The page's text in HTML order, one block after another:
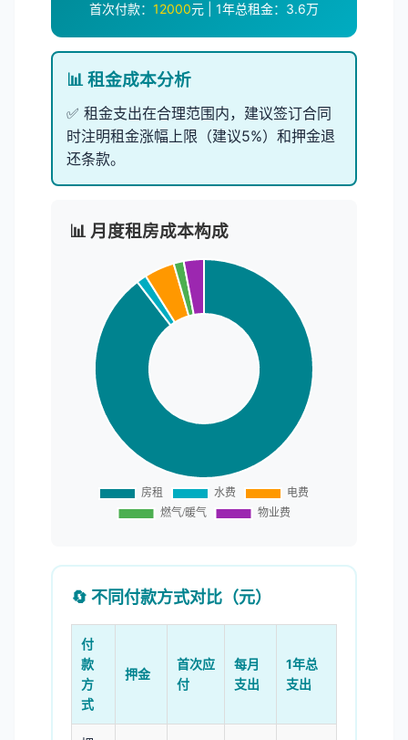
首次付款： 12000元 | 1年总租金： 3.6万
📊 租金成本分析
✅ 租金支出在合理范围内，建议签订合同
时注明租金涨幅上限（建议5%）和押金退
还条款。
📊 月度租房成本构成
🔄 不同付款方式对比（元）
付
款
方
式
押金
首次应
付
每月
支出
1年总
支出